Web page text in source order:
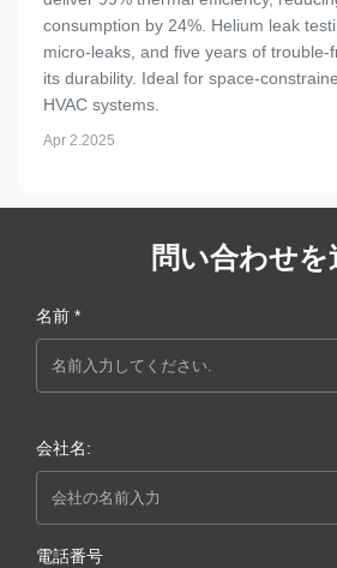
consumption by 24%. Helium leak
micro-leaks, and five years of trouble-
its durability. Ideal for space-
HVAC systems.
Apr 2.2025
問い合わせを
名前 *
会社名:
電話番号